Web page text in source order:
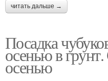
читать дальше →
Посадка
осенью в
осенью